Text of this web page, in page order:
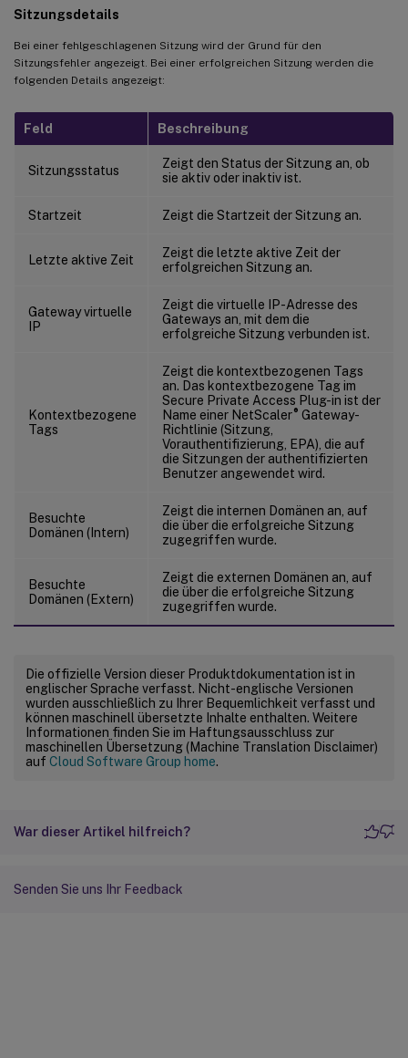
Sitzungsdetails
Bei einer fehlgeschlagenen Sitzung wird der Grund für den
Sitzungsfehler angezeigt. Bei einer erfolgreichen Sitzung werden die
folgenden Details angezeigt:
Feld Beschreibung
Sitzungsstatus
Zeigt den Status der Sitzung an, ob
sie aktiv oder inaktiv ist.
Startzeit Zeigt die Startzeit der Sitzung an.
Letzte aktive Zeit
Zeigt die letzte aktive Zeit der
erfolgreichen Sitzung an.
Gateway virtuelle
IP
Zeigt die virtuelle IP-Adresse des
Gateways an, mit dem die
erfolgreiche Sitzung verbunden ist.
Kontextbezogene
Tags
Zeigt die kontextbezogenen Tags
an. Das kontextbezogene Tag im
Secure Private Access Plug-in ist der
Name einer NetScaler® Gateway-
Richtlinie (Sitzung,
Vorauthentifizierung, EPA), die auf
die Sitzungen der authentifizierten
Benutzer angewendet wird.
Besuchte
Domänen (Intern)
Zeigt die internen Domänen an, auf
die über die erfolgreiche Sitzung
zugegriffen wurde.
Besuchte
Domänen (Extern)
Zeigt die externen Domänen an, auf
die über die erfolgreiche Sitzung
zugegriffen wurde.
Die offizielle Version dieser Produktdokumentation ist in
englischer Sprache verfasst. Nicht-englische Versionen
wurden ausschließlich zu Ihrer Bequemlichkeit verfasst und
können maschinell übersetzte Inhalte enthalten. Weitere
Informationen finden Sie im Haftungsausschluss zur
maschinellen Übersetzung (Machine Translation Disclaimer)
auf Cloud Software Group home.
War dieser Artikel hilfreich?
Senden Sie uns Ihr Feedback